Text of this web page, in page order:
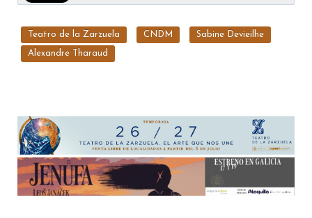
Teatro de la Zarzuela CNDM Sabine Devieilhe
Alexandre Tharaud